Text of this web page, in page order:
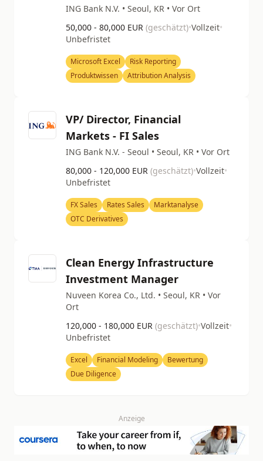
ING Bank N.V. • Seoul, KR • Vor Ort
50,000 - 80,000 EUR (geschätzt)•Vollzeit•
Unbefristet
Microsoft Excel
Risk Reporting
Produktwissen
Attribution Analysis
VP/ Director, Financial
Markets - FI Sales
ING Bank N.V. - Seoul • Seoul, KR • Vor Ort
80,000 - 120,000 EUR (geschätzt)•Vollzeit•
Unbefristet
FX Sales Rates Sales
Marktanalyse
OTC Derivatives
Clean Energy Infrastructure
Investment Manager
Nuveen Korea Co., Ltd. • Seoul, KR • Vor
Ort
120,000 - 180,000 EUR (geschätzt)•Vollzeit•
Unbefristet
Excel Financial Modeling
Bewertung
Due Diligence
Anzeige